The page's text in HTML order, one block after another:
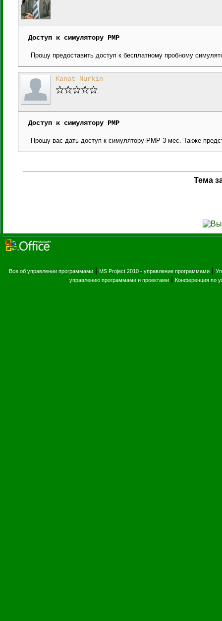
Доступ к симулятору РМР
Прошу предоставить доступ к бесплатному пробному
Kanat Nurkin
Доступ к симулятору РМР
Прошу вас дать доступ к симулятору PMP 3 мес. Также
Тема
Все об управлении программами MS Project 2010 - управление программами
управлению программами и проектами| Конференция по